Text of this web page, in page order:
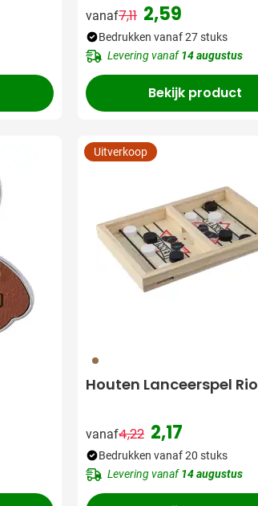
vanaf
Normale prijs
7,11 2,59
Bedrukken vanaf 27 stuks
Levering vanaf14 augustus
Bekijk product
011
Houten Lanceerspel Rio
vanaf
Normale prijs
4,22 2,17
Uitverkoop
Bedrukken vanaf 20 stuks
Levering vanaf14 augustus